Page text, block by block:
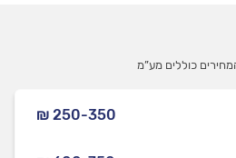
כוללים מע”מ
₪ 250-350